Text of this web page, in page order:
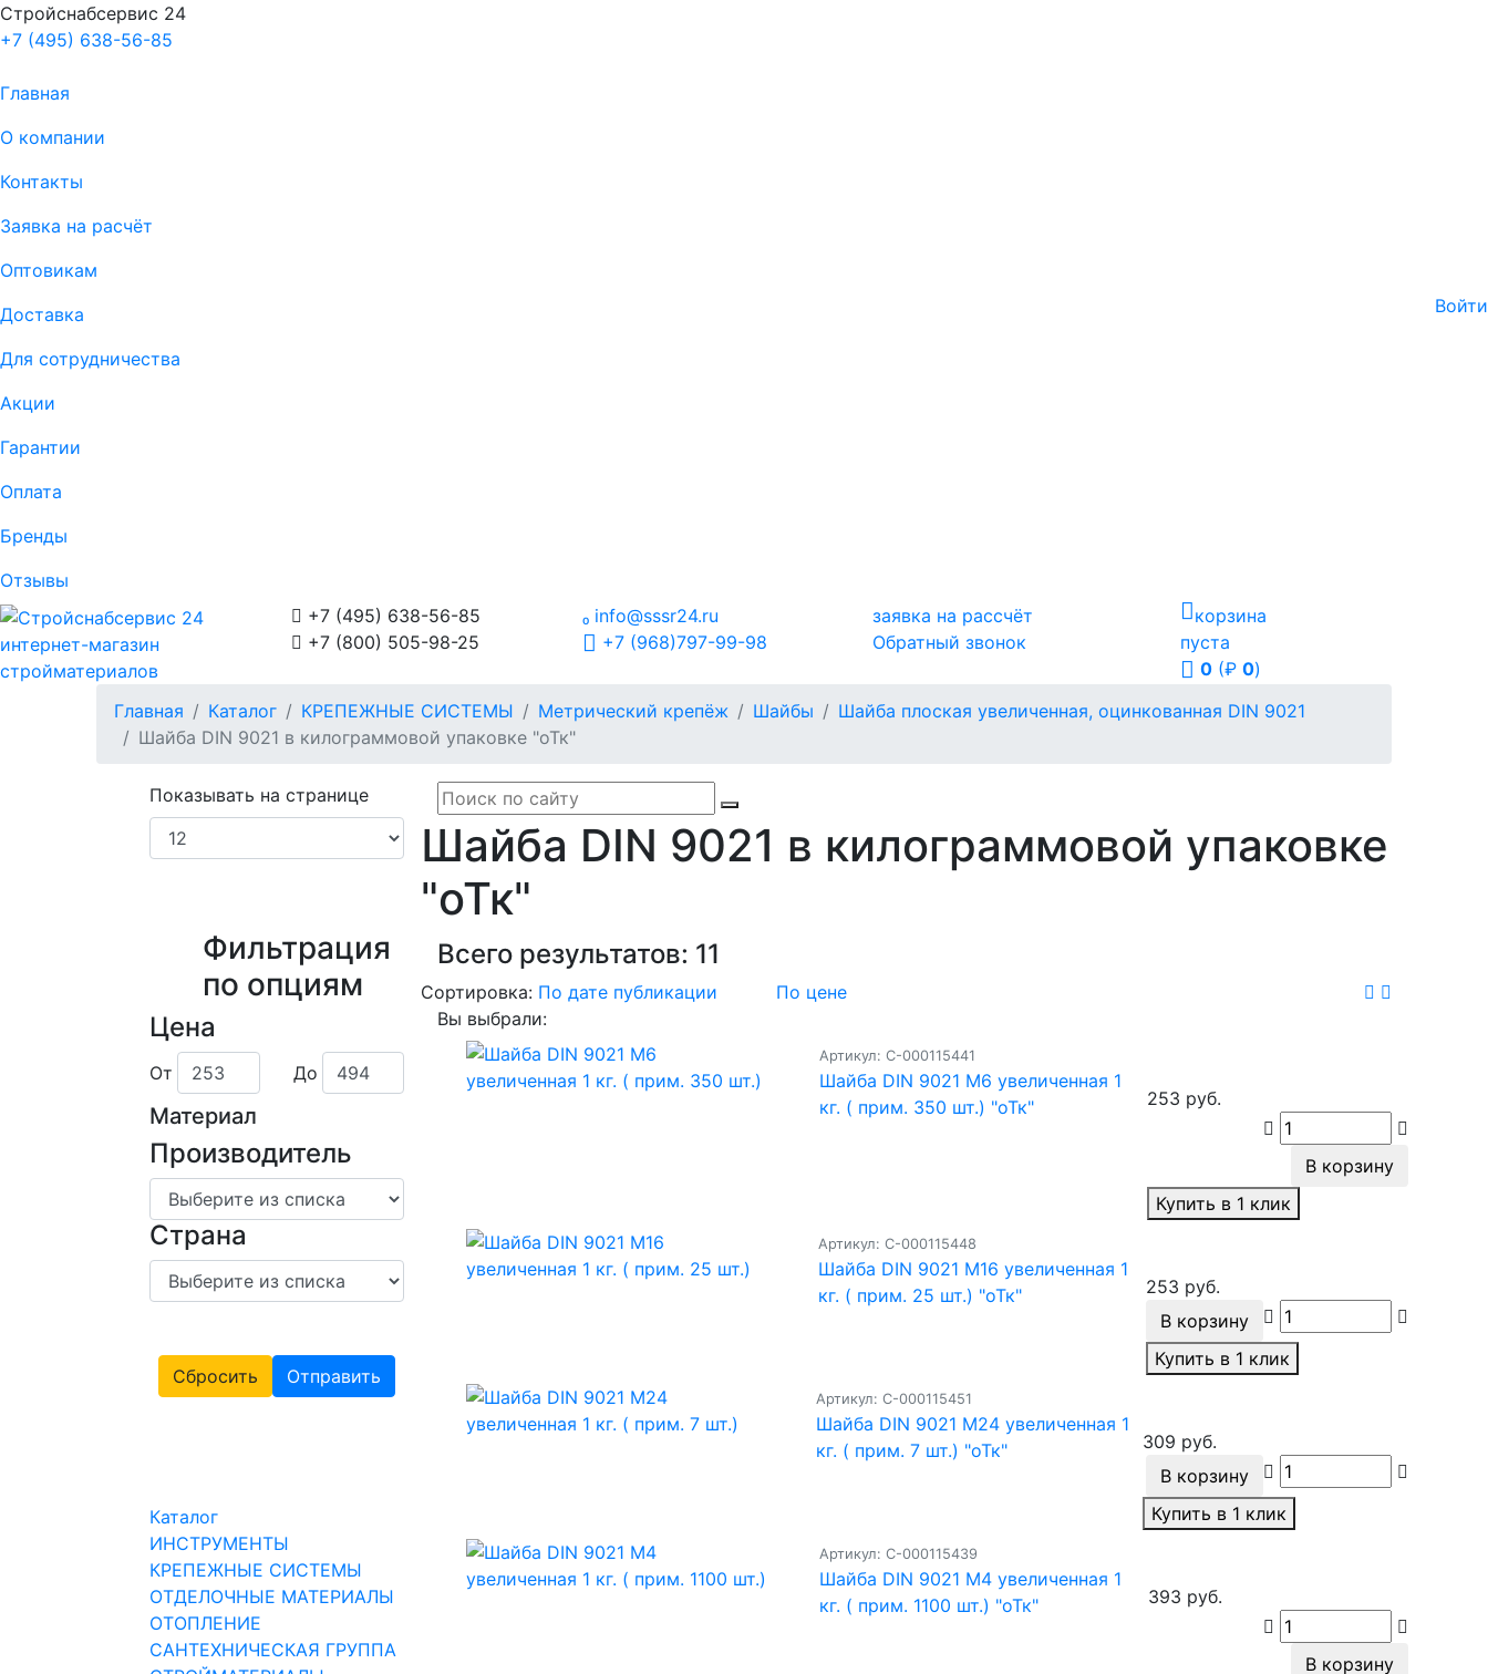
Стройснабсервис 24
+7 (495) 638-56-85
Главная
О компании
Контакты
Заявка на расчёт
Оптовикам
Доставка
Для сотрудничества
Акции
Гарантии
Оплата
Бренды
Отзывы
Войти
интернет-магазин
стройматериалов
корзина
пуста
0 (₽0)
 +7 (495) 638-56-85
 +7 (800) 505-98-25
info@sssr24.ru
+7 (968)797-99-98
заявка на рассчёт
Обратный звонок
Главная Каталог КРЕПЕЖНЫЕ СИСТЕМЫ Метрический крепёж Шайбы
Шайба плоская увеличенная, оцинкованная DIN 9021
Шайба DIN 9021 в килограммовой упаковке "оТк"
Шайба DIN 9021 в килограммовой упаковке
"оТк"
Всего результатов: 11
Сортировка: По дате публикации
По цене
Вы выбрали:
Артикул: С-000115441
Шайба DIN 9021 M6 увеличенная 1
кг. ( прим. 350 шт.) "оТк"
253 руб.
В корзину
Купить в 1 клик
Артикул: С-000115448
Шайба DIN 9021 M16 увеличенная 1
кг. ( прим. 25 шт.) "оТк"
253 руб.
В корзину
Купить в 1 клик
Артикул: С-000115451
Шайба DIN 9021 M24 увеличенная 1
кг. ( прим. 7 шт.) "оТк"
309 руб.
В корзину
Купить в 1 клик
Артикул: С-000115439
Шайба DIN 9021 M4 увеличенная 1
кг. ( прим. 1100 шт.) "оТк"
393 руб.
В корзину
Показывать на странице
Фильтрация
по опциям
Цена
От До
Материал
Производитель
Страна
Сбросить Отправить
Каталог
ИНСТРУМЕНТЫ
КРЕПЕЖНЫЕ СИСТЕМЫ
ОТДЕЛОЧНЫЕ МАТЕРИАЛЫ
ОТОПЛЕНИЕ
САНТЕХНИЧЕСКАЯ ГРУППА